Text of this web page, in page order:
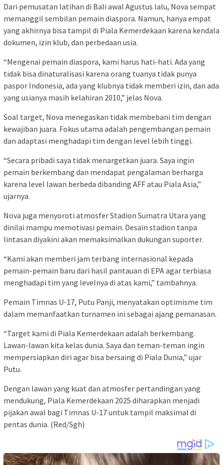
Dari pemusatan latihan di Bali awal Agustus lalu, Nova sempat
memanggil sembilan pemain diaspora. Namun, hanya empat
yang akhirnya bisa tampil di Piala Kemerdekaan karena kendala
dokumen, izin klub, dan perbedaan usia.
“Mengenai pemain diaspora, kami harus hati-hati. Ada yang
tidak bisa dinaturalisasi karena orang tuanya tidak punya
paspor Indonesia, ada yang klubnya tidak memberi izin, dan ada
yang usianya masih kelahiran 2010,” jelas Nova.
Soal target, Nova menegaskan tidak membebani tim dengan
kewajiban juara. Fokus utama adalah pengembangan pemain
dan adaptasi menghadapi tim dengan level lebih tinggi.
“Secara pribadi saya tidak menargetkan juara. Saya ingin
pemain berkembang dan mendapat pengalaman berharga
karena level lawan berbeda dibanding AFF atau Piala Asia,”
ujarnya.
Nova juga menyoroti atmosfer Stadion Sumatra Utara yang
dinilai mampu memotivasi pemain. Desain stadion tanpa
lintasan diyakini akan memaksimalkan dukungan suporter.
“Kami akan memberi jam terbang internasional kepada
pemain-pemain baru dari hasil pantauan di EPA agar terbiasa
menghadapi tim yang levelnya di atas kami,” tambahnya.
Pemain Timnas U-17, Putu Panji, menyatakan optimisme tim
dalam memanfaatkan turnamen ini sebagai ajang pemanasan.
“Target kami di Piala Kemerdekaan adalah berkembang.
Lawan-lawan kita kelas dunia. Saya dan teman-teman ingin
mempersiapkan diri agar bisa bersaing di Piala Dunia,” ujar
Putu.
Dengan lawan yang kuat dan atmosfer pertandingan yang
mendukung, Piala Kemerdekaan 2025 diharapkan menjadi
pijakan awal bagi Timnas U-17 untuk tampil maksimal di
pentas dunia. (Red/Sgh)